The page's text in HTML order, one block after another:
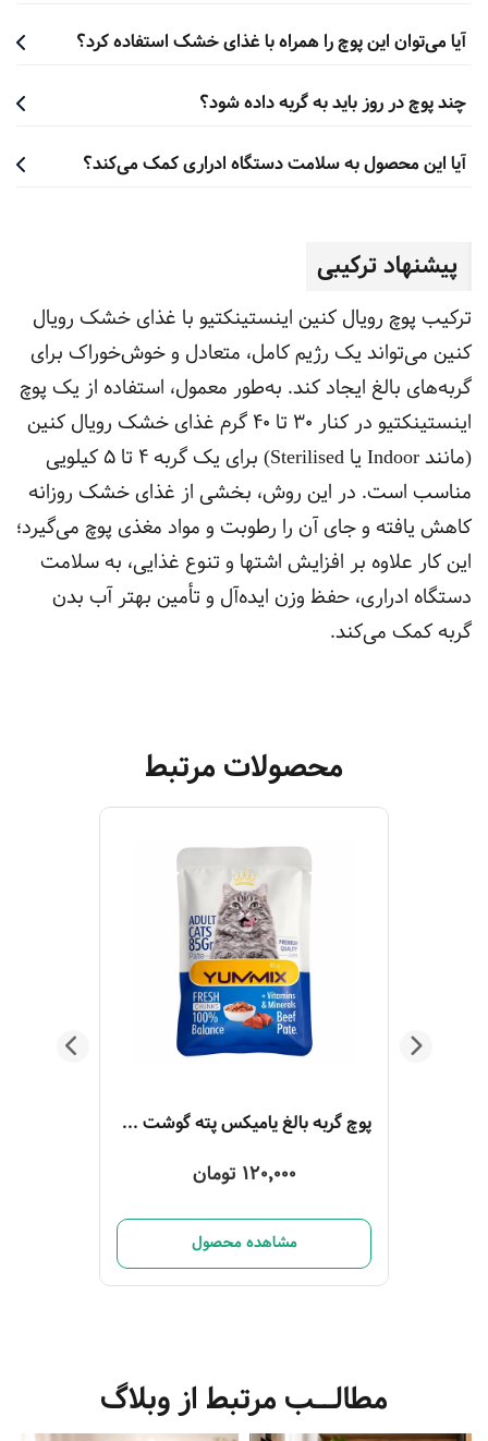
آیا می‌توان این پوچ را همراه با غذای خشک استفاده کرد؟
چند پوچ در روز باید به گربه داده شود؟
آیا این محصول به سلامت دستگاه ادراری کمک می‌کند؟
پیشنهاد ترکیبی
ترکیب پوچ رویال کنین اینستینکتیو با غذای خشک رویال
کنین می‌تواند یک رژیم کامل، متعادل و خوش‌خوراک برای
گربه‌های بالغ ایجاد کند. به‌طور معمول، استفاده از یک پوچ
اینستینکتیو در کنار ۳۰ تا ۴۰ گرم غذای خشک رویال کنین
(مانند Indoor یا Sterilised) برای یک گربه ۴ تا ۵ کیلویی
مناسب است. در این روش، بخشی از غذای خشک روزانه
کاهش یافته و جای آن را رطوبت و مواد مغذی پوچ می‌گیرد؛
این کار علاوه بر افزایش اشتها و تنوع غذایی، به سلامت
دستگاه ادراری، حفظ وزن ایده‌آل و تأمین بهتر آب بدن
گربه کمک می‌کند.
محصولات مرتبط
پوچ گربه بالغ یامیکس پته گوشت 85 گرم
120,000 تومان
مشاهده محصول
مطالــب مرتبط از وبلاگ